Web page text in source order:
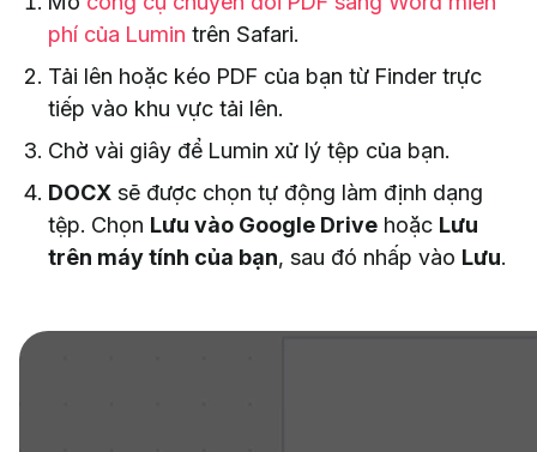
phí của Lumin trên Safari.
Tải lên hoặc kéo PDF của bạn từ Finder trực
tiếp vào khu vực tải lên.
Chờ vài giây để Lumin xử lý tệp của bạn.
DOCX sẽ được chọn tự động làm định dạng
tệp. Chọn Lưu vào Google Drive hoặc Lưu
trên máy tính của bạn, sau đó nhấp vào Lưu.